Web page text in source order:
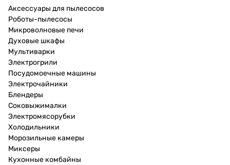
Аксессуары для пылесосов
Роботы-пылесосы
Микроволновые печи
Духовые шкафы
Мультиварки
Электрогрили
Посудомоечные машины
Электрочайники
Блендеры
Соковыжималки
Электромясорубки
Холодильники
Морозильные камеры
Миксеры
Кухонные комбайны